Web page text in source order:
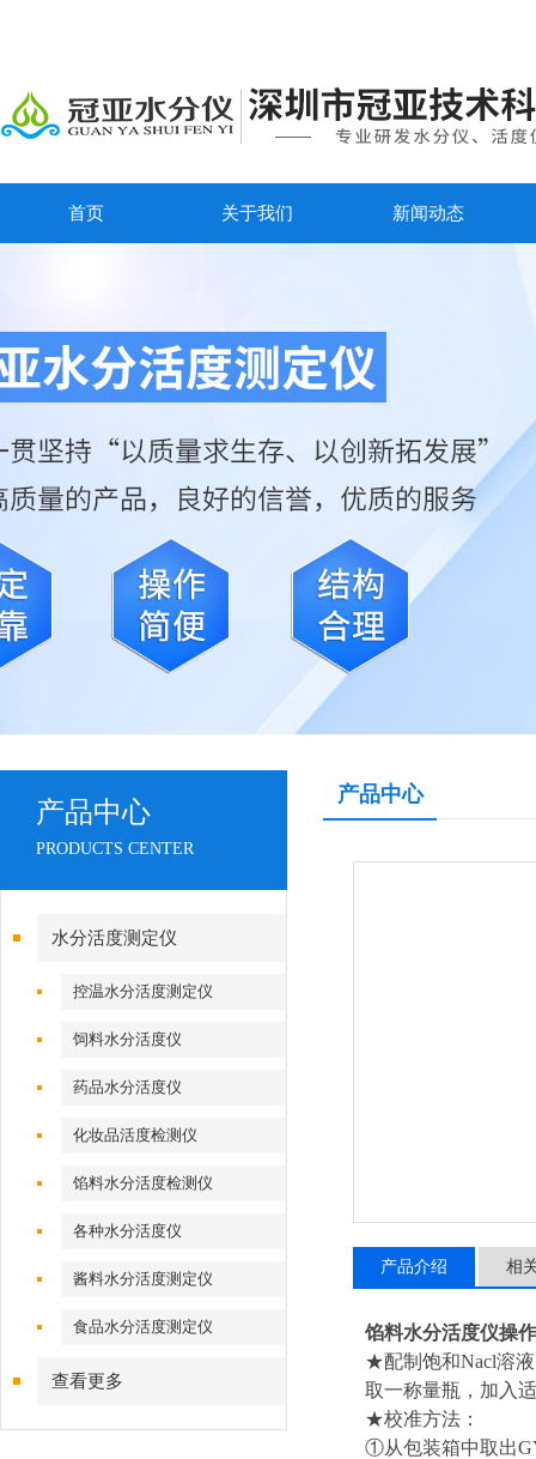
首页 关于我们 新闻动态
产品中心
PRODUCTS CENTER
水分活度测定仪
控温水分活度测定仪
饲料水分活度仪
药品水分活度仪
化妆品活度检测仪
馅料水分活度检测仪
各种水分活度仪
酱料水分活度测定仪
食品水分活度测定仪
查看更多
产品中心
产品介绍 相
馅料水分活度仪操
★配制饱和Nacl溶
取一称量瓶，加入
★校准方法：
①从包装箱中取出